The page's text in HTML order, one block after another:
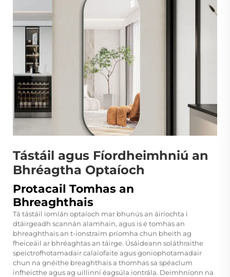
Tástáil agus Fíordheimhniú an
Bhréagtha Optaíoch
Protacail Tomhas an
Bhreaghthais
Tá tástáil iomlán optaíoch mar bhunús an áiríochta i
dtáirgeadh scannán alamhain, agus is é tomhas an
bhreaghthais an t-ionstraim príomha chun bheith ag
fheiceáil ar bhréaghtas an táirge. Úsáideann soláthraithe
speictrofhotamadair calaíofaite agus goniophotamadair
chun na gnéithe breaghthais a thomhas sa spéaclum
infheicthe agus ag uillinní éagsúla iontrála. Deimhníonn na